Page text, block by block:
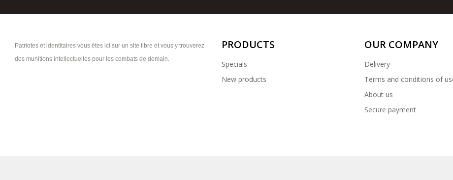
Patriotes et identitaires vous êtes ici sur un site libre et vous y trouverez
des munitions intellectuelles pour les combats de demain.
PRODUCTS
Specials
New products
OUR COMPANY
Delivery
Terms and conditions of
About us
Secure payment